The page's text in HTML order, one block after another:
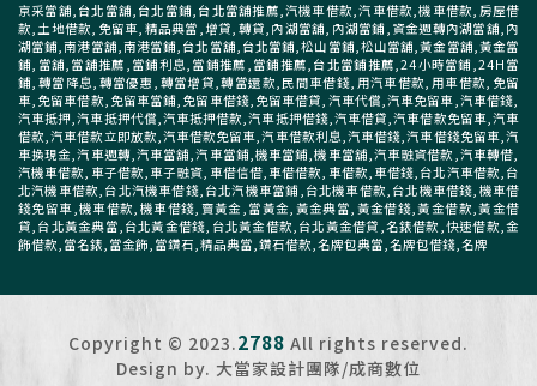
京采當舖,台北當舖,台北當鋪,台北當舖推薦,汽機車借款,汽車借款,機車借款,房屋借
款,土地借款,免留車,精品典當,增貸,轉貸,內湖當舖,內湖當鋪,資金週轉內湖當舖,內
湖當鋪,南港當舖,南港當鋪,台北當舖,台北當鋪,松山當鋪,松山當舖,黃金當舖,黃金當
鋪,當舖,當舖推薦,當鋪利息,當鋪推薦,當鋪推薦,台北當鋪推薦,24小時當鋪,24H當
鋪,轉當降息,轉當優惠,轉當增貸,轉當還款,民間車借錢,用汽車借款,用車借款,免留
車,免留車借款,免留車當鋪,免留車借錢,免留車借貸,汽車代償,汽車免留車,汽車借錢,
汽車抵押,汽車抵押代償,汽車抵押借款,汽車抵押借錢,汽車借貸,汽車借款免留車,汽車
借款,汽車借款立即放款,汽車借款免留車,汽車借款利息,汽車借錢,汽車借錢免留車,汽
車換現金,汽車週轉,汽車當舖,汽車當鋪,機車當鋪,機車當舖,汽車融資借款,汽車轉借,
汽機車借款,車子借款,車子融資,車借信借,車借借款,車借款,車借錢,台北汽車借款,台
北汽機車借款,台北汽機車借錢,台北汽機車當鋪,台北機車借款,台北機車借錢,機車借
錢免留車,機車借款,機車借錢,賣黃金,當黃金,黃金典當,黃金借錢,黃金借款,黃金借
貸,台北黃金典當,台北黃金借錢,台北黃金借款,台北黃金借貸,名錶借款,快速借款,金
飾借款,當名錶,當金飾,當鑽石,精品典當,鑽石借款,名牌包典當,名牌包借錢,名牌
Copyright © 2023.2788 All rights reserved.
Design by. 大當家設計團隊/成商數位